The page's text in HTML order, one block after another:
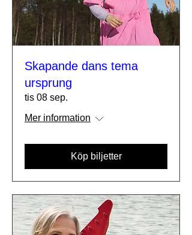
Skapande dans tema
ursprung
tis 08 sep.
Mer information
Köp biljetter